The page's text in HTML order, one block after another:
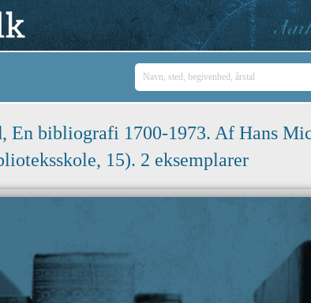
En bibliografi 1700-1973. Af Hans
15). 2 eksemplarer